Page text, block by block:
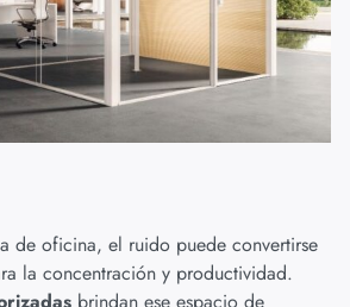
de oficina, el ruido puede convertirse
la concentración y productividad.
brindan ese espacio de